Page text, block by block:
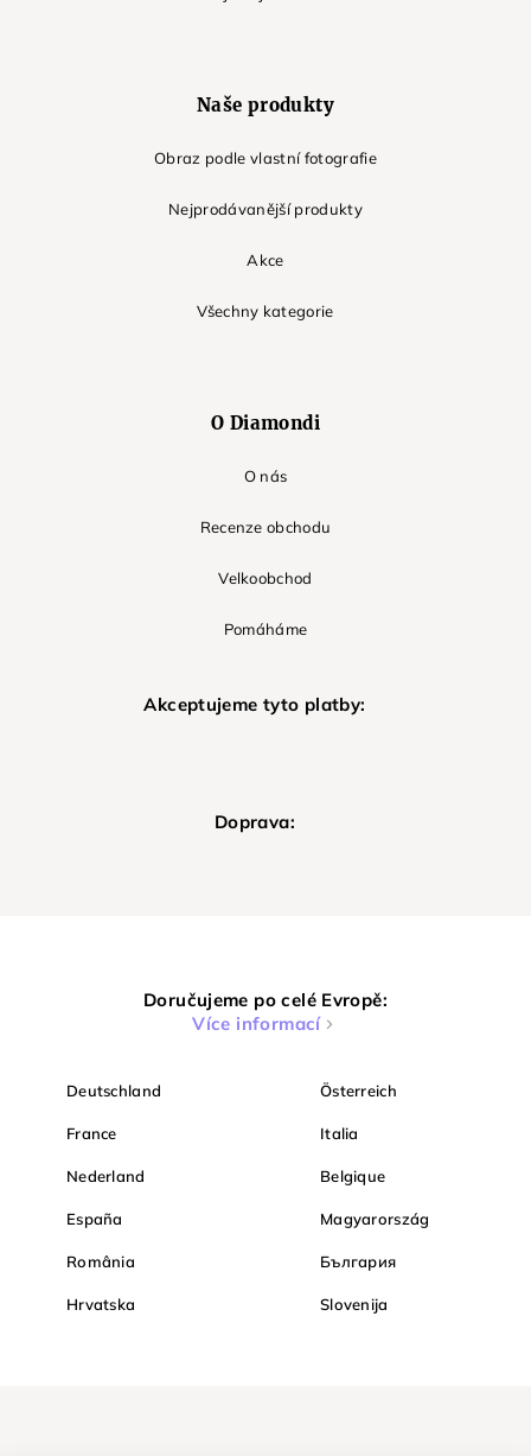
Naše produkty
Obraz podle vlastní fotografie
Nejprodávanější produkty
Akce
Všechny kategorie
O Diamondi
O nás
Recenze obchodu
Velkoobchod
Pomáháme
Akceptujeme tyto platby:
Doprava:
Doručujeme po celé Evropě:
Více informací
Deutschland Österreich
France Italia
Nederland Belgique
España Magyarország
România България
Hrvatska Slovenija